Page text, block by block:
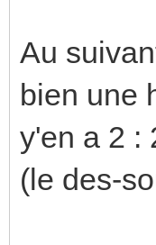
Au
bien une
y'en a 2 :
(le des-